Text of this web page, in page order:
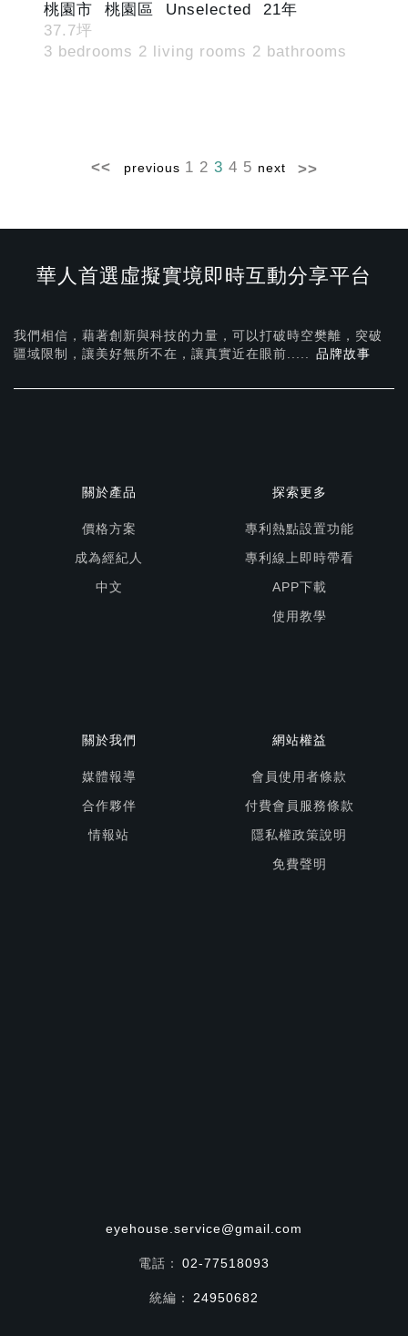
桃園市 桃園區 Unselected
21年
37.7坪
3 bedrooms 2 living rooms 2 bathrooms
previous 1 2 3 4 5 next
華人首選虛擬實境即時互動分享平台
我們相信，藉著創新與科技的力量，可以打破時空樊離，突破
疆域限制，讓美好無所不在， 讓真實近在眼前..... 品牌故事
關於產品
價格方案
成為經紀人
中文
探索更多
專利熱點設置功能
專利線上即時帶看
APP下載
使用教學
關於我們
媒體報導
合作夥伴
情報站
網站權益
會員使用者條款
付費會員服務條款
隱私權政策說明
免費聲明
eyehouse.service@gmail.com
電話： 02-77518093
統編： 24950682